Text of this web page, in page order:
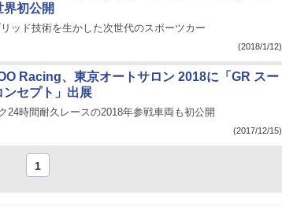
界初公開
ッド技術を生かした次世代のスポーツカー
(2018/1/12)
Racing、東京オートサロン 2018に「GR スー
セプト」出展
24時間耐久レースの2018年参戦車両も初公開
(2017/12/15)
1